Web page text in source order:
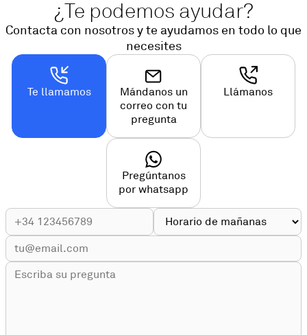
¿Te podemos ayudar?
Contacta con nosotros y te ayudamos en todo lo que
necesites
Te llamamos
Mándanos un
correo con tu
pregunta
Llámanos
Pregúntanos
por whatsapp